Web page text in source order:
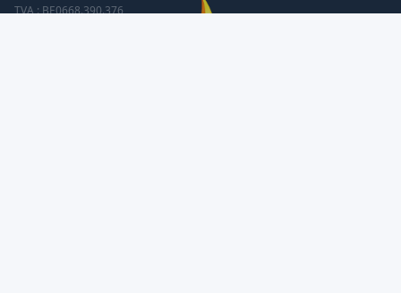
TVA :BE0668.390.376